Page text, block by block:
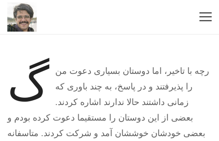
گ
رچه با تاخیر، اما دوستان بسیاری دعوت من
را پذیرفتند و در پاسخ، به چند باوری که
زمانی داشتند حالا ندارند اشاره کردند.
بعضی از این دوستان را مستقیما دعوت کرده بودم و
بعضی خودشان خوششان آمد و شرکت کردند. متاسفانه